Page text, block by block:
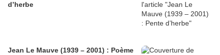
d’herbe
Jean Le Mauve (1939 – 2001) : Poème